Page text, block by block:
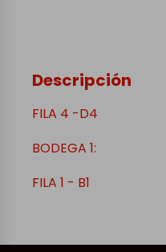
Descripción
FILA 4 -D4
BODEGA 1:
FILA 1 - B1